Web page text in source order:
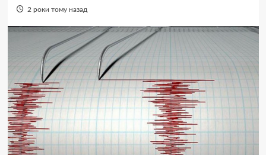
2 роки тому назад